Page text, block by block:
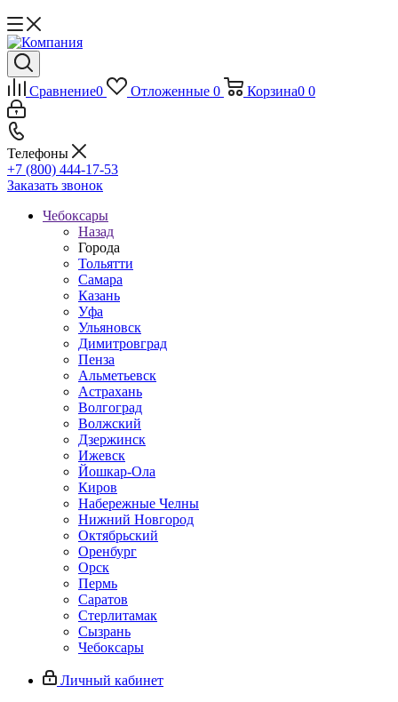
Сравнение0 Отложенные 0 Корзина0 0
Телефоны
+7 (800) 444-17-53
Заказать звонок
Чебоксары
Назад
Города
Тольятти
Самара
Казань
Уфа
Ульяновск
Димитровград
Пенза
Альметьевск
Астрахань
Волгоград
Волжский
Дзержинск
Ижевск
Йошкар-Ола
Киров
Набережные Челны
Нижний Новгород
Октябрьский
Оренбург
Орск
Пермь
Саратов
Стерлитамак
Сызрань
Чебоксары
Личный кабинет